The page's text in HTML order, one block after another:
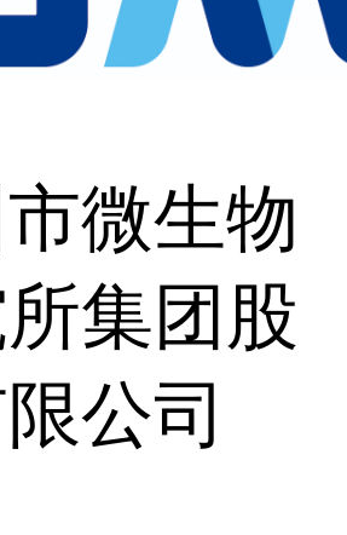
微生物
集团股
公司